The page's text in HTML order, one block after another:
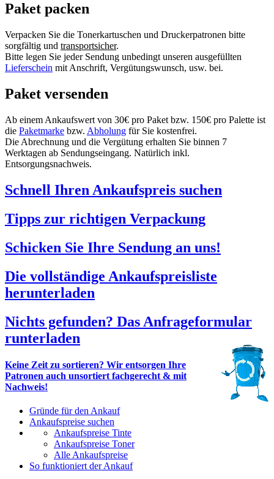
Paket packen
Verpacken Sie die Tonerkartuschen und Druckerpatronen bitte
sorgfältig und transportsicher.
Bitte legen Sie jeder Sendung unbedingt unseren ausgefüllten
Lieferschein mit Anschrift, Vergütungswunsch, usw. bei.
Paket versenden
Ab einem Ankaufswert von 30€ pro Paket bzw. 150€ pro Palette ist
die Paketmarke bzw. Abholung für Sie kostenfrei.
Die Abrechnung und die Vergütung erhalten Sie binnen 7
Werktagen ab Sendungseingang. Natürlich inkl.
Entsorgungsnachweis.
Schnell Ihren Ankaufspreis suchen
Tipps zur richtigen Verpackung
Schicken Sie Ihre Sendung an uns!
Die vollständige Ankaufspreisliste
herunterladen
Nichts gefunden? Das Anfrageformular
runterladen
Keine Zeit zu sortieren? Wir entsorgen Ihre
Patronen auch unsortiert fachgerecht & mit
Nachweis!
Gründe für den Ankauf
Ankaufspreise suchen
Ankaufspreise Tinte
Ankaufspreise Toner
Alle Ankaufspreise
So funktioniert der Ankauf